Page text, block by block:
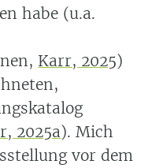
habe (u.a.
Karr, 2025)
2025a). Mich
vor dem